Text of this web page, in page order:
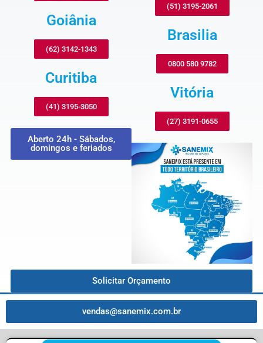
Goiânia
(62) 3142-1343
Curitiba
(41) 3195-3050
Aberto 24h - Sábados,
domingos e feriados
(51) 3195-2061
Brasilia
0800 580 9782
Vitória
(27) 3191-0655
Solicitar Orçamento
vendas@sanemix.com.br